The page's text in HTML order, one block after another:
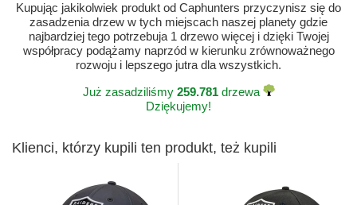
Kupując jakikolwiek produkt od Caphunters przyczynisz się do
zasadzenia drzew w tych miejscach naszej planety gdzie
najbardziej tego potrzebuja 1 drzewo więcej i dzięki Twojej
współpracy podążamy naprzód w kierunku zrównoważnego
rozwoju i lepszego jutra dla wszystkich.
Już zasadziliśmy 259.781drzewa
Dziękujemy!
Klienci, którzy kupili ten produkt, też kupili